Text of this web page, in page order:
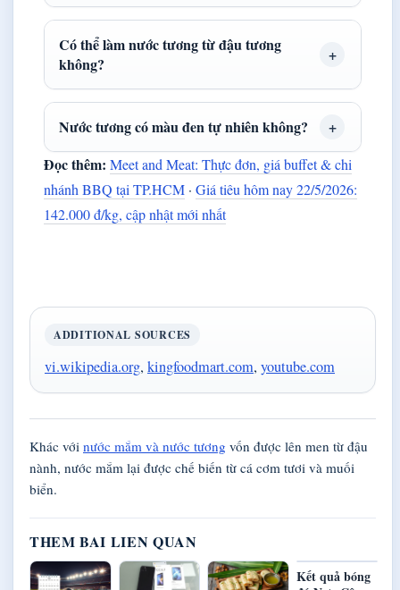
Có thể làm nước tương từ đậu tương
không?
Nước tương có màu đen tự nhiên không?
Đọc thêm: Meet and Meat: Thực đơn, giá buffet & chi
nhánh BBQ tại TP.HCM · Giá tiêu hôm nay 22/5/2026:
142.000 đ/kg, cập nhật mới nhất
ADDITIONAL SOURCES
vi.wikipedia.org, kingfoodmart.com, youtube.com
Khác với nước mắm và nước tương vốn được lên men từ đậu
nành, nước mắm lại được chế biến từ cá cơm tươi và muối
biển.
THEM BAI LIEN QUAN
Kết quả bóng